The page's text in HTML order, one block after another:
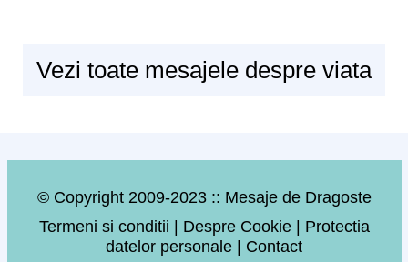
Vezi toate mesajele despre viata
© Copyright 2009-2023 :: Mesaje de Dragoste
Termeni si conditii
Despre Cookie| Protectia
datelor personale
Contact